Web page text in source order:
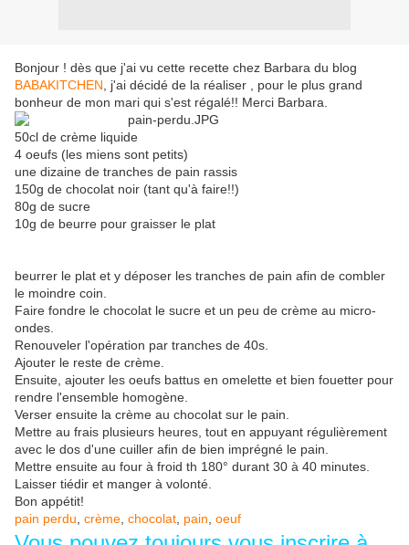
Bonjour ! dès que j'ai vu cette recette chez Barbara du blog
BABAKITCHEN , j'ai décidé de la réaliser , pour le plus grand
bonheur de mon mari qui s'est régalé!! Merci Barbara.
50cl de crème liquide
4 oeufs (les miens sont petits)
une dizaine de tranches de pain rassis
150g de chocolat noir (tant qu'à faire!!)
80g de sucre
10g de beurre pour graisser le plat
beurrer le plat et y déposer les tranches de pain afin de combler
le moindre coin.
Faire fondre le chocolat le sucre et un peu de crème au micro-
ondes.
Renouveler l'opération par tranches de 40s.
Ajouter le reste de crème.
Ensuite, ajouter les oeufs battus en omelette et bien fouetter pour
rendre l'ensemble homogène.
Verser ensuite la crème au chocolat sur le pain.
Mettre au frais plusieurs heures, tout en appuyant régulièrement
avec le dos d'une cuiller afin de bien imprégné le pain.
Mettre ensuite au four à froid th 180° durant 30 à 40 minutes.
Laisser tiédir et manger à volonté.
Bon appétit!
pain perdu crème chocolat pain oeuf